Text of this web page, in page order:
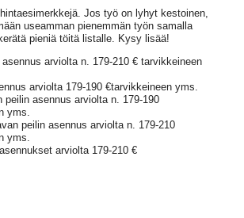
Jos työ on lyhyt kestoinen,
useamman pienemmän työn samalla
pieniä töitä listalle. Kysy lisää!
arviolta n. 179-210 € tarvikkeineen
arviolta 179-190 €tarvikkeineen yms.
peilin asennus arviolta n. 179-190
yms.
peilin asennus arviolta n. 179-210
yms.
arviolta 179-210 €